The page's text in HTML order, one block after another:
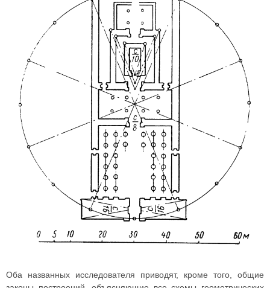
Оба названных исследователя приводят, кроме того, общие